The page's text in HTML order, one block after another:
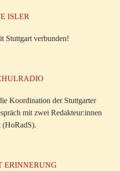
ISLER
Stuttgart verbunden!
Koordination der Stuttgarter
mit zwei Redakteur:innen
(HoRadS).
ERINNERUNG